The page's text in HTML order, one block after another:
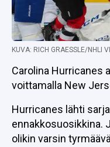
KUVA: RICH GRAESSLE/NHLI
Carolina Hurricanes
voittamalla New
Hurricanes lähti
ennakkosuosikkina.
olikin varsin